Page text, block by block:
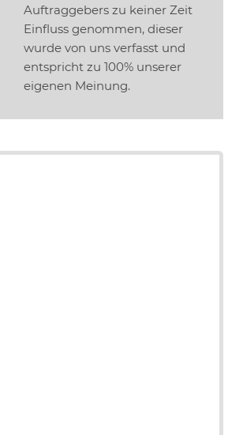
Auftraggebers zu keiner Zeit
Einfluss genommen, dieser
wurde von uns verfasst und
entspricht zu 100% unserer
eigenen Meinung.